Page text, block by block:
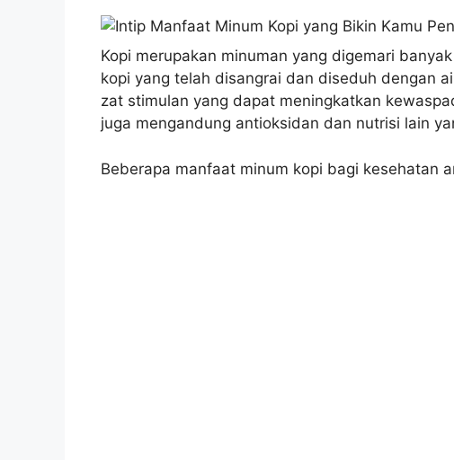
Kopi merupakan minuman yang digemari
kopi yang telah disangrai dan diseduh dengan
zat stimulan yang dapat meningkatkan
juga mengandung antioksidan dan nutrisi lain
Beberapa manfaat minum kopi bagi kesehatan